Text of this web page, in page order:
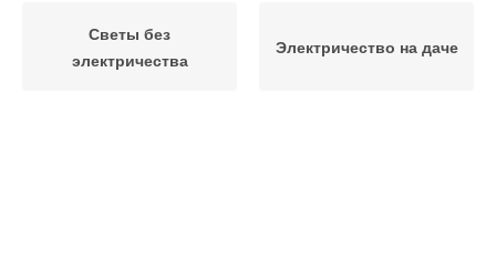
Светы без
электричества
Электричество на даче